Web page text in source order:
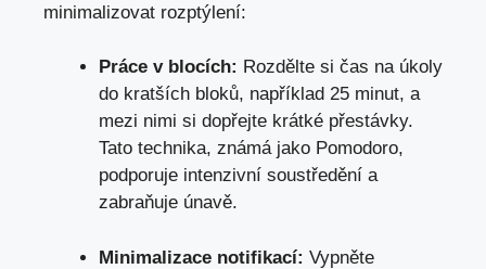
minimalizovat rozptýlení:
Práce v blocích: Rozdělte si čas na úkoly
do kratších bloků, například 25 minut, a
mezi nimi si dopřejte krátké přestávky.
Tato technika, známá jako Pomodoro,
podporuje intenzivní soustředění a
zabraňuje únavě.
Minimalizace notifikací: Vypněte